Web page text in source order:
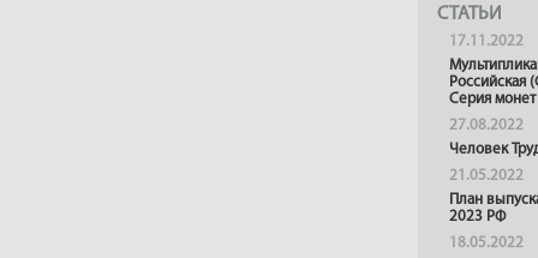
СТАТЬИ
17.11.2022
Российская
Серия монет
27.08.2022
Человек
21.05.2022
План
2023 РФ
18.05.2022